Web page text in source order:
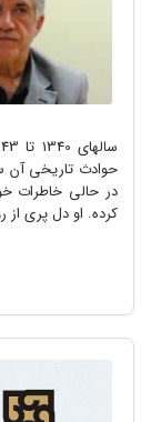
هم
کنی
با
سالهای 1340 تا
آن سالها گره خورده
خود را مرور می
از روزگار...